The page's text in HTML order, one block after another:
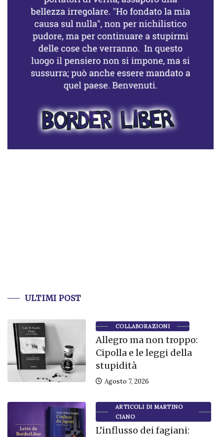
ULTIMI POST
COLLABORAZIONI
Allegro ma non troppo:
Cipolla e le leggi della
stupidità
Agosto 7, 2026
ARTICOLI DI MARTINO
CIANO
L’influsso dei fagiani: